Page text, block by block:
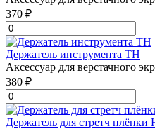
370 ₽
Держатель инструмента TH
Аксессуар для верстачного
380 ₽
Держатель для стретч плёнки